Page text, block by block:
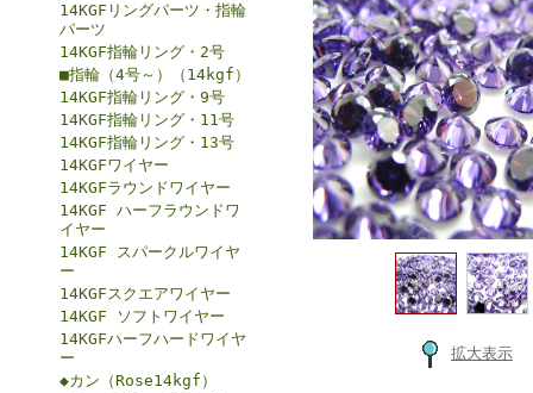
14KGFリングパーツ・指輪
パーツ
14KGF指輪リング・2号
■指輪（4号～）（14kgf）
14KGF指輪リング・9号
14KGF指輪リング・11号
14KGF指輪リング・13号
14KGFワイヤー
14KGFラウンドワイヤー
14KGF ハーフラウンドワ
イヤー
14KGF スパークルワイヤ
ー
14KGFスクエアワイヤー
14KGF ソフトワイヤー
14KGFハーフハードワイヤ
ー
◆カン（Rose14kgf）
拡大表示